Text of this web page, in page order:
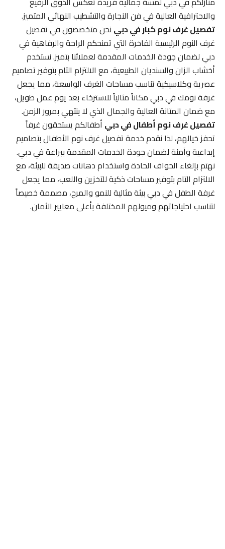
والاحترافية العالية في فن النجارة والتشطيب النهائي المتميز.
تفصيل غرف نوم كبار في دبينحن متخصصون في تفصيل
غرف النوم الرئيسية الفاخرة التي تمنحكم الراحة والرفاهية في
دبي لضمان جودة الخدمات المقدمة لعملائنا بتميز. نستخدم
أخشاب الزان والسنديان الطبيعية، مع الالتزام التام بتوفير تصاميم
عصرية وكلاسيكية تناسب مساحات الغرف الواسعة، مما يجعل
غرفة نومك في دبي مكاناً مثالياً للاسترخاء بعد يوم عمل طويل،
مع ضمان المتانة العالية والجمال الذي لا ينتهي بمرور الزمن.
تفصيل غرف نوم أطفال في دبيأطفالكم يستحقون غرفاً
تحفز خيالهم، لذا نقدم خدمة تفصيل غرف نوم الأطفال بتصاميم
إبداعية وآمنة لضمان جودة الخدمات المقدمة ببراعة في دبي.
نهتم بإلغاء الحواف الحادة واستخدام دهانات صديقة للبيئة، مع
الالتزام التام بتوفير مساحات ذكية للتخزين واللعب، مما يجعل
غرفة الطفل في دبي بيئة مثالية للنمو والمرح، مصممة خصيصاً
لتناسب احتياجاتهم وميولهم المختلفة بأعلى معايير الأمان.